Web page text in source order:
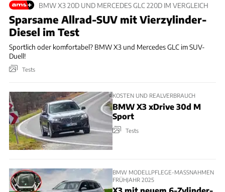
BMW X3 20D UND MERCEDES GLC 220D IM VERGLEICH
Sparsame Allrad-SUV mit Vierzylinder-
Diesel im Test
Sportlich oder komfortabel? BMW X3 und Mercedes GLC im SUV-
Duell!
Tests
KOSTEN UND REALVERBRAUCH
BMW X3 xDrive 30d M
Sport
Tests
BMW MODELLPFLEGE-MASSNAHMEN F
RÜHJAHR 2025